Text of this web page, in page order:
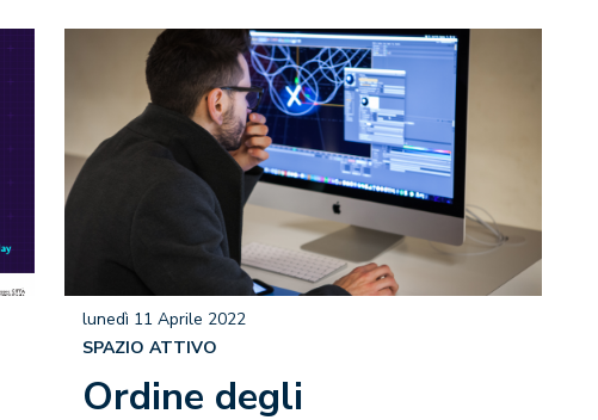
Ordine degli
lunedì 11 Aprile 2022
SPAZIO ATTIVO